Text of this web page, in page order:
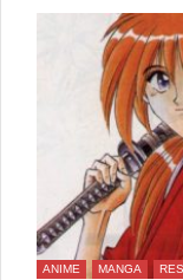
ANIME MANGA